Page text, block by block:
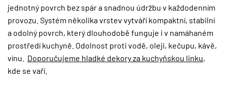
jednotný povrch bez spár a snadnou údržbu v každodenním
provozu. Systém několika vrstev vytváří kompaktní, stabilní
a odolný povrch, který dlouhodobě funguje i v namáhaném
prostředí kuchyně. Odolnost proti vodě, oleji, kečupu, kávě,
vínu. Doporučujeme hladké dekory za kuchyňskou linku,
kde se vaří.